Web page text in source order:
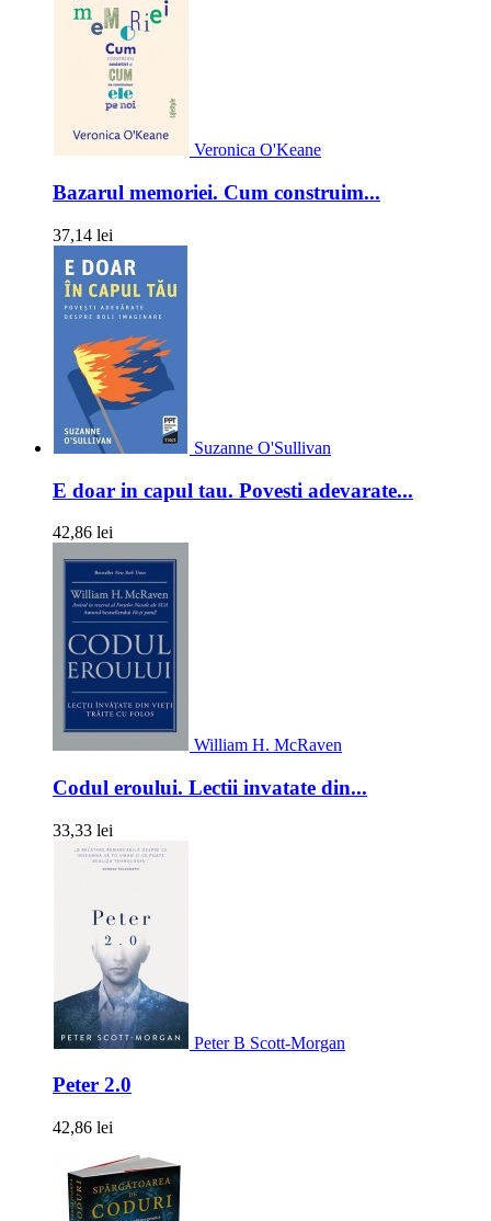
Veronica O'Keane
Bazarul memoriei. Cum construim...
37,14 lei
Suzanne O'Sullivan
E doar in capul tau. Povesti adevarate...
42,86 lei
William H. McRaven
Codul eroului. Lectii invatate din...
33,33 lei
Peter B Scott-Morgan
Peter 2.0
42,86 lei